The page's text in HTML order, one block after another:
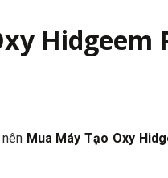
Hidgeem
Mua Máy Tạo Oxy